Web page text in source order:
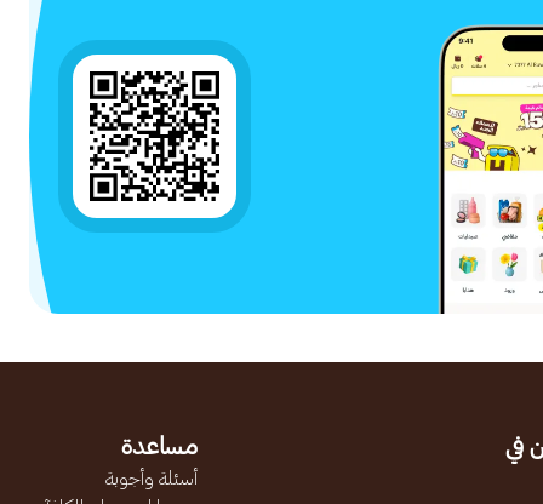
في مساعدة
أسئلة وأجوبة